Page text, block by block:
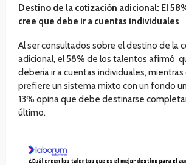
Destino de la cotización adicional: El
cree que debe ir a cuentas individuales
Al ser consultados sobre el destino de la
adicional, el 58% de los talentos afirmó
debería ir a cuentas individuales, mientras
prefiere un sistema mixto con un fondo
13% opina que debe destinarse
último.